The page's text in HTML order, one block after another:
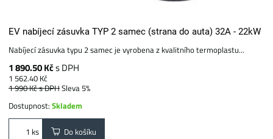
EV nabíjecí zásuvka TYP 2 samec (strana do auta) 32A - 22kW
Nabíjecí zásuvka typu 2 samec je vyrobena z kvalitního termoplastu...
1 890.50 Kčs DPH
1 562.40 Kč
1 990 Kčs DPHSleva 5%
Dostupnost:Skladem
ks Do košíku